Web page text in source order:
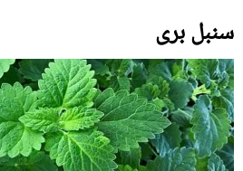
سنبل بری